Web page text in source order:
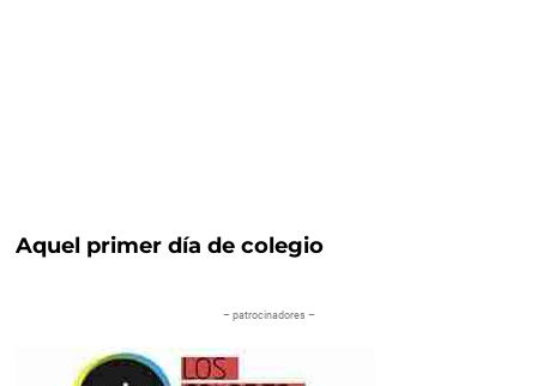
Aquel primer día de colegio
– patrocinadores –